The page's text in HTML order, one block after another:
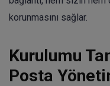
korunmasını sağlar.
Kurulumu
Posta